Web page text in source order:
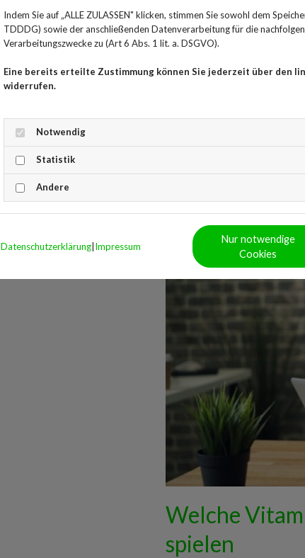
Reizbarkeit oder
Angstgefühle oder
Infektanfälligkeit
Gerade das
Welche
spielen
Indem Sie auf „ALLE ZULASSEN" klicken, stimmen Sie sowohl dem
TDDDG) sowie der anschließenden Datenverarbeitung für die
Verarbeitungszwecke zu (Art 6 Abs. 1 lit. a. DSGVO).
Eine bereits erteilte Zustimmung können Sie jederzeit über den
widerrufen.
Notwendig
Statistik
Andere
Datenschutzerklärung|Impressum
Nur notwendige
Cookies